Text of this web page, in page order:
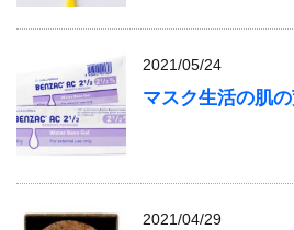
2021/05/24
マスク生活の肌の
2021/04/29